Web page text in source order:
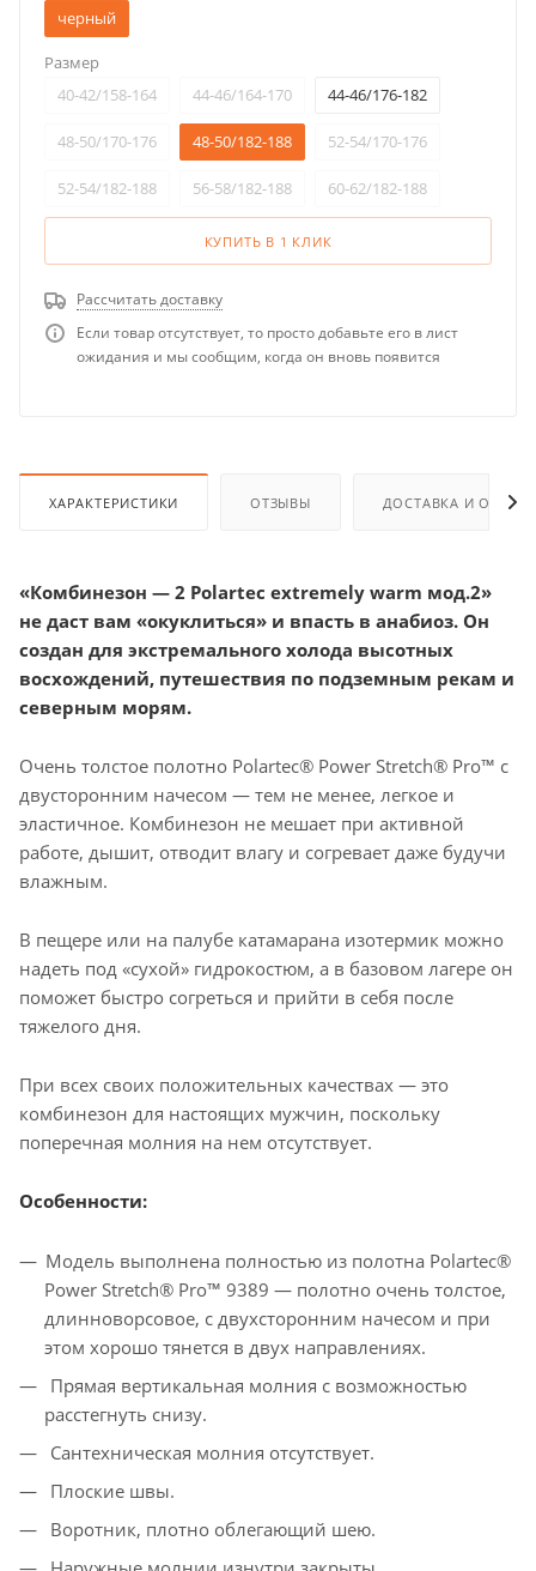
черный
Размер
40-42/158-164
44-46/164-170 44-46/176-182
48-50/170-176 48-50/182-188 52-54/170-176
52-54/182-188 56-58/182-188 60-62/182-188
КУПИТЬ В 1 КЛИК
Рассчитать доставку
Если товар отсутствует, то просто добавьте его в лист
ожидания и мы сообщим, когда он вновь появится
ХАРАКТЕРИСТИКИ ОТЗЫВЫ ДОСТАВКА И
«Комбинезон — 2 Polartec extremely warm мод.2»
не даст вам «окуклиться» и впасть в анабиоз. Он
создан для экстремального холода высотных
восхождений, путешествия по подземным рекам и
северным морям.
Очень толстое полотно Polartec® Power Stretch® Pro™ с
двусторонним начесом — тем не менее, легкое и
эластичное. Комбинезон не мешает при активной
работе, дышит, отводит влагу и согревает даже будучи
влажным.
В пещере или на палубе катамарана изотермик можно
надеть под «сухой» гидрокостюм, а в базовом лагере он
поможет быстро согреться и прийти в себя после
тяжелого дня.
При всех своих положительных качествах — это
комбинезон для настоящих мужчин, поскольку
поперечная молния на нем отсутствует.
Особенности:
Модель выполнена полностью из полотна Polartec®
Power Stretch® Pro™ 9389 — полотно очень толстое,
длинноворсовое, с двухсторонним начесом и при
этом хорошо тянется в двух направлениях.
Прямая вертикальная молния с возможностью
расстегнуть снизу.
Сантехническая молния отсутствует.
Плоские швы.
Воротник, плотно облегающий шею.